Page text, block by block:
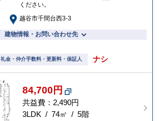
ください。
越谷市千間台西3-3
建物情報・お問い合わせ先
礼金・仲介手数料・更新料・保証人 ナシ
84,700円
共益費：2,490円
3LDK / 74㎡ / 5階